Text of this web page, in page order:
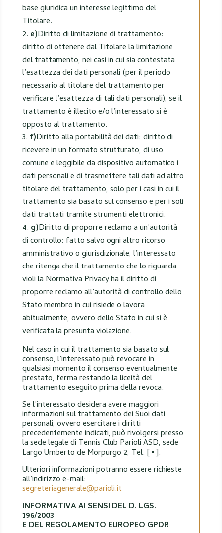
base giuridica un interesse legittimo del
Titolare.
e)Diritto di limitazione di trattamento:
diritto di ottenere dal Titolare la limitazione
del trattamento, nei casi in cui sia contestata
l’esattezza dei dati personali (per il periodo
necessario al titolare del trattamento per
verificare l’esattezza di tali dati personali), se il
trattamento è illecito e/o l’interessato si è
opposto al trattamento.
f)Diritto alla portabilità dei dati: diritto di
ricevere in un formato strutturato, di uso
comune e leggibile da dispositivo automatico i
dati personali e di trasmettere tali dati ad altro
titolare del trattamento, solo per i casi in cui il
trattamento sia basato sul consenso e per i soli
dati trattati tramite strumenti elettronici.
g)Diritto di proporre reclamo a un’autorità
di controllo: fatto salvo ogni altro ricorso
amministrativo o giurisdizionale, l’interessato
che ritenga che il trattamento che lo riguarda
violi la Normativa Privacy ha il diritto di
proporre reclamo all’autorità di controllo dello
Stato membro in cui risiede o lavora
abitualmente, ovvero dello Stato in cui si è
verificata la presunta violazione.
Nel caso in cui il trattamento sia basato sul
consenso, l’interessato può revocare in
qualsiasi momento il consenso eventualmente
prestato, ferma restando la liceità del
trattamento eseguito prima della revoca.
Se l’interessato desidera avere maggiori
informazioni sul trattamento dei Suoi dati
personali, ovvero esercitare i diritti
precedentemente indicati, può rivolgersi presso
la sede legale di Tennis Club Parioli ASD, sede
Largo Umberto de Morpurgo 2, Tel. [•].
Ulteriori informazioni potranno essere richieste
all’indirizzo e-mail:
segreteriagenerale@parioli.it
INFORMATIVA AI SENSI DEL D. LGS.
196/2003
E DEL REGOLAMENTO EUROPEO GPDR